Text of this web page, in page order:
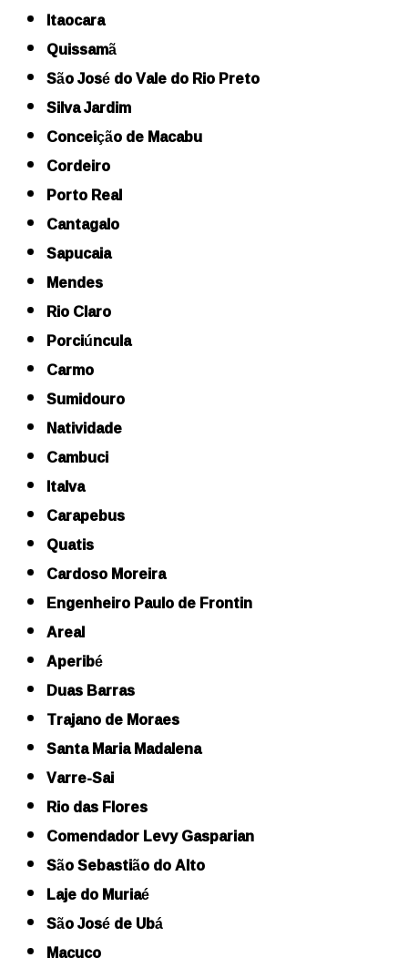
Itaocara
Quissamã
São José do Vale do Rio Preto
Silva Jardim
Conceição de Macabu
Cordeiro
Porto Real
Cantagalo
Sapucaia
Mendes
Rio Claro
Porciúncula
Carmo
Sumidouro
Natividade
Cambuci
Italva
Carapebus
Quatis
Cardoso Moreira
Engenheiro Paulo de Frontin
Areal
Aperibé
Duas Barras
Trajano de Moraes
Santa Maria Madalena
Varre-Sai
Rio das Flores
Comendador Levy Gasparian
São Sebastião do Alto
Laje do Muriaé
São José de Ubá
Macuco